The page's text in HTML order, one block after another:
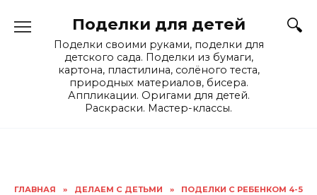
Поделки для детей
Поделки своими руками, поделки для
детского сада. Поделки из бумаги,
картона, пластилина, солёного теста,
природных материалов, бисера.
Аппликации. Оригами для детей.
Раскраски. Мастер-классы.
ГЛАВНАЯ » ДЕЛАЕМ С ДЕТЬМИ »
ПОДЕЛКИ С РЕБЕНКОМ 4-5